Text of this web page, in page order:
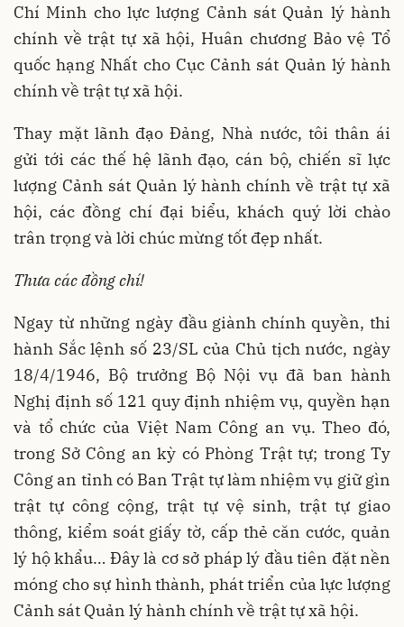
Chí Minh cho lực lượng Cảnh sát Quản lý hành
chính về trật tự xã hội, Huân chương Bảo vệ Tổ
quốc hạng Nhất cho Cục Cảnh sát Quản lý hành
chính về trật tự xã hội.
Thay mặt lãnh đạo Đảng, Nhà nước, tôi thân ái
gửi tới các thế hệ lãnh đạo, cán bộ, chiến sĩ lực
lượng Cảnh sát Quản lý hành chính về trật tự xã
hội, các đồng chí đại biểu, khách quý lời chào
trân trọng và lời chúc mừng tốt đẹp nhất.
Thưa các đồng chí!
Ngay từ những ngày đầu giành chính quyền, thi
hành Sắc lệnh số 23/SL của Chủ tịch nước, ngày
18/4/1946, Bộ trưởng Bộ Nội vụ đã ban hành
Nghị định số 121 quy định nhiệm vụ, quyền hạn
và tổ chức của Việt Nam Công an vụ. Theo đó,
trong Sở Công an kỳ có Phòng Trật tự; trong Ty
Công an tỉnh có Ban Trật tự làm nhiệm vụ giữ gìn
trật tự công cộng, trật tự vệ sinh, trật tự giao
thông, kiểm soát giấy tờ, cấp thẻ căn cước, quản
lý hộ khẩu… Đây là cơ sở pháp lý đầu tiên đặt nền
móng cho sự hình thành, phát triển của lực lượng
Cảnh sát Quản lý hành chính về trật tự xã hội.